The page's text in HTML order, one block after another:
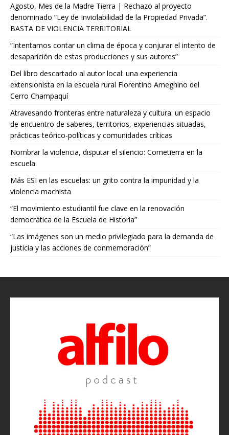
Agosto, Mes de la Madre Tierra | Rechazo al proyecto
denominado “Ley de Inviolabilidad de la Propiedad Privada”.
BASTA DE VIOLENCIA TERRITORIAL
“Intentamos contar un clima de época y conjurar el intento de
desaparición de estas producciones y sus autores”
Del libro descartado al autor local: una experiencia
extensionista en la escuela rural Florentino Ameghino del
Cerro Champaquí
Atravesando fronteras entre naturaleza y cultura: un espacio
de encuentro de saberes, territorios, experiencias situadas,
prácticas teórico-políticas y comunidades críticas
Nombrar la violencia, disputar el silencio: Cometierra en la
escuela
Más ESI en las escuelas: un grito contra la impunidad y la
violencia machista
“El movimiento estudiantil fue clave en la renovación
democrática de la Escuela de Historia”
“Las imágenes son un medio privilegiado para la demanda de
justicia y las acciones de conmemoración”